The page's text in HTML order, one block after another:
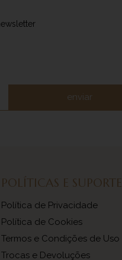
enviar
POLÍTICAS E SUPORTE
Política de Privacidade
Política de Cookies
Termos e Condições de Uso
Trocas e Devoluções